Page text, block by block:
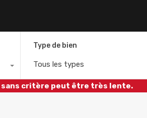
Type de bien
Tous les types
critère peut être très lente.